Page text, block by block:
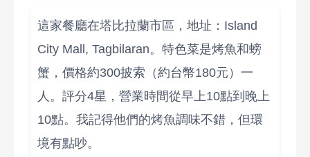
這家餐廳在塔比拉蘭市區，地址：Island
City Mall, Tagbilaran。特色菜是烤魚和螃
蟹，價格約300披索（約台幣180元）一
人。評分4星，營業時間從早上10點到晚上
10點。我記得他們的烤魚調味不錯，但環
境有點吵。